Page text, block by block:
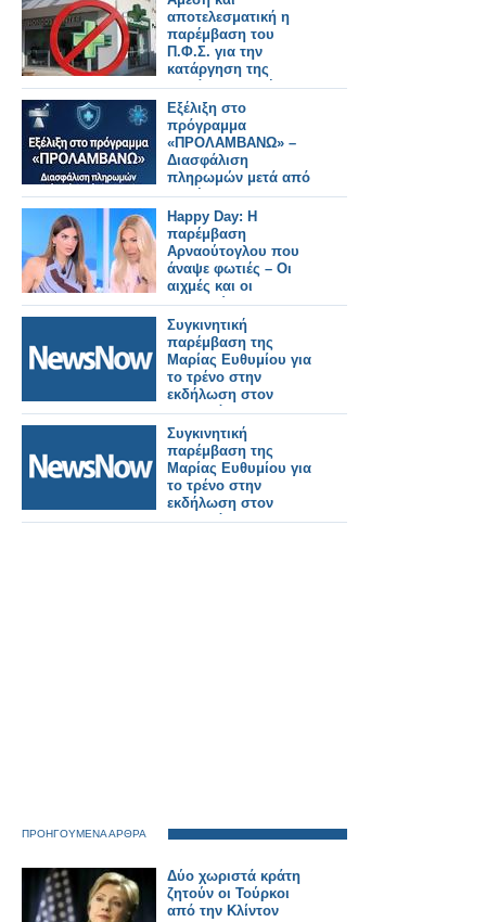
αποτελεσματική η
παρέμβαση του
Π.Φ.Σ. για την
κατάργηση της
παράνομης χρήσης
του πράσινου
σταυρού από
καταστήματα
HONDOS CENTER
Εξέλιξη στο
πρόγραμμα
«ΠΡΟΛΑΜΒΑΝΩ» –
Διασφάλιση
πληρωμών μετά από
παρέμβαση ΠΦΣ
Happy Day: Η
παρέμβαση
Αρναούτογλου που
άναψε φωτιές – Οι
αιχμές και οι
αποκαλύψεις για την
πρωινή ζώνη
Συγκινητική
παρέμβαση της
Μαρίας Ευθυμίου για
το τρένο στην
εκδήλωση στον
κεντρικό
σιδηροδρομικό
σταθμό Καλαμάτας.
Συγκινητική
παρέμβαση της
Μαρίας Ευθυμίου για
το τρένο στην
εκδήλωση στον
κεντρικό
ΠΡΟΗΓΟΥΜΕΝΑ ΑΡΘΡΑ
Δύο χωριστά κράτη
ζητούν οι Τούρκοι
από την Κλίντον